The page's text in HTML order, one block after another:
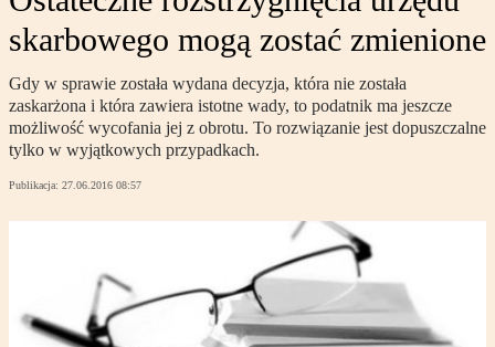
skarbowego mogą zostać zmienione
Gdy w sprawie została wydana decyzja, która nie została
zaskarżona i która zawiera istotne wady, to podatnik ma jeszcze
możliwość wycofania jej z obrotu. To rozwiązanie jest dopuszczalne
tylko w wyjątkowych przypadkach.
Publikacja: 27.06.2016 08:57